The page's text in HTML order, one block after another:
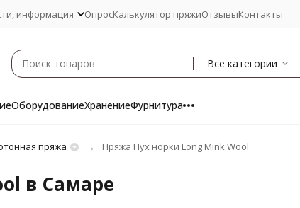
информация ОпросКалькулятор пряжиОтзывыКонтакты
Все категории
ОборудованиеХранениеФурнитура
пряжа Пряжа Пух норки Long Mink Wool
в Самаре